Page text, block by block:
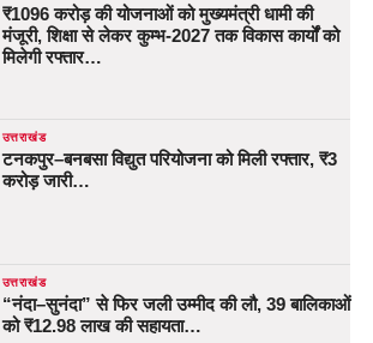
₹1096 करोड़ की योजनाओं को मुख्यमंत्री धामी की
मंजूरी, शिक्षा से लेकर कुम्भ-2027 तक विकास कार्यों को
मिलेगी रफ्तार…
उत्तराखंड
टनकपुर–बनबसा विद्युत परियोजना को मिली रफ्तार, ₹3
करोड़ जारी…
उत्तराखंड
“नंदा–सुनंदा” से फिर जली उम्मीद की लौ, 39 बालिकाओं
को ₹12.98 लाख की सहायता…